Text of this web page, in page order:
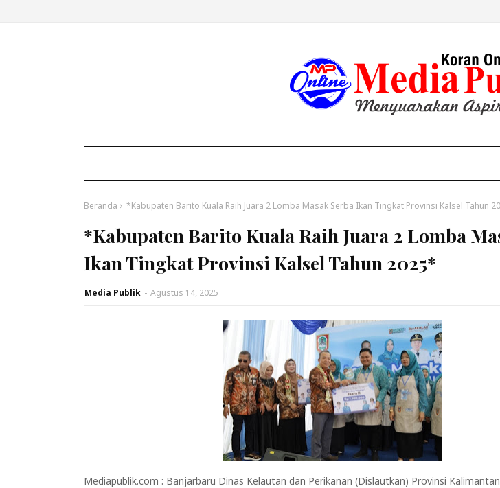
Beranda *Kabupaten Barito Kuala Raih Juara 2 Lomba Masak Serba Ikan Tingkat Provinsi Kalsel Tahun
*Kabupaten Barito Kuala Raih Juara 2 Lomba
Ikan Tingkat Provinsi Kalsel Tahun 2025*
Media Publik - Agustus 14, 2025
Mediapublik.com : Banjarbaru Dinas Kelautan dan Perikanan (Dislautkan) Provinsi